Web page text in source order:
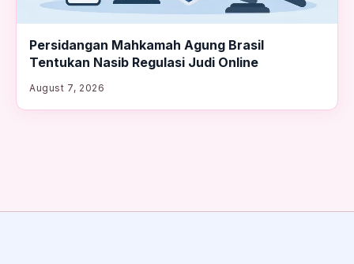
Persidangan Mahkamah Agung Brasil
Tentukan Nasib Regulasi Judi Online
August 7, 2026